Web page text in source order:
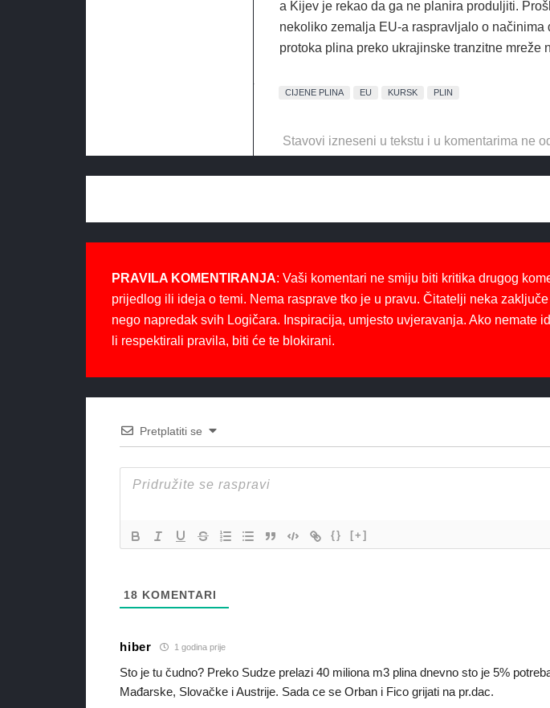
a Kijev je rekao da ga ne planira produljiti.
nekoliko zemalja EU-a raspravljalo o načinima
protoka plina preko ukrajinske tranzitne mreže
CIJENE PLINA EU KURSK PLIN
Stavovi izneseni u tekstu i u komentarima ne
PRAVILA KOMENTIRANJA: Vaši komentari ne smiju biti kritika drugog
prijedlog ili ideja o temi. Nema rasprave tko je u pravu. Čitatelji neka
nego napredak svih Logičara. Inspiracija, umjesto uvjeravanja. Ako nemate
li respektirali pravila, biti će te blokirani.
Pretplatiti se
{} [+]
18 KOMENTARI
hiber 1 godina prije
Sto je tu čudno? Preko Sudze prelazi 40 miliona m3 plina dnevno sto je 5%
Mađarske, Slovačke i Austrije. Sada ce se Orban i Fico grijati na pr.dac.